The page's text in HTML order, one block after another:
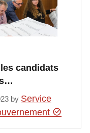
candidats
by Service